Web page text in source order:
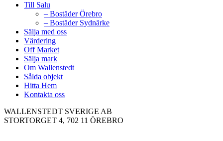
Till Salu
– Bostäder Örebro
– Bostäder Sydnärke
Sälja med oss
Värdering
Off Market
Sälja mark
Om Wallenstedt
Sålda objekt
Hitta Hem
Kontakta oss
WALLENSTEDT SVERIGE AB
STORTORGET 4, 702 11 ÖREBRO